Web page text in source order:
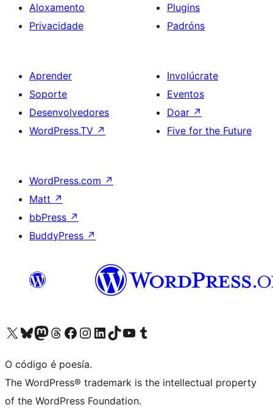
Aloxamento
Privacidade
Plugins
Padróns
Aprender
Soporte
Desenvolvedores
WordPress.TV ↗
Involúcrate
Eventos
Doar ↗
Five for the Future
WordPress.com ↗
Matt ↗
bbPress ↗
BuddyPress ↗
Visita la cuenta de X (anteriormente Twitter)
Visita a nosa conta de Bluesky
Visita a nosa conta de Mastodon
Visita a nosa conta de Threads
Visita a nosa páxina de Facebook
Visita a nosa conta de Instagram
Visita a nosa conta de LinkedIn
Visita a nosa conta de TikTok
Visita a nosa canle de YouTube
Visita a nosa conta de Tumblr
O código é poesía.
The WordPress® trademark is the intellectual property
of the WordPress Foundation.